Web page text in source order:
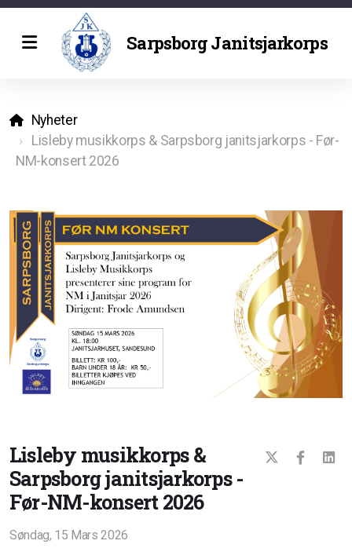
Sarpsborg Janitsjarkorps
Nyheter
Lisleby musikkorps & Sarpsborg janitsjarkorps - Før-
NM-konsert 2026
Lisleby musikkorps &
Sarpsborg janitsjarkorps -
Før-NM-konsert 2026
Søndag, 15 Mars 2026